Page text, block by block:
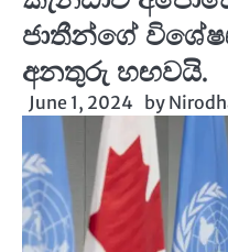
ජාතීන්ගේ
අනතුරු හඟවයි.
June 1, 2024 by